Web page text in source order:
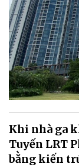
Khi nhà ga
Tuyến LRT
bằng kiến